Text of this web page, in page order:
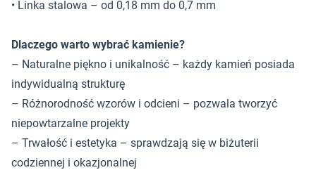
• Linka stalowa – od 0,18 mm do 0,7 mm
Dlaczego warto wybrać kamienie?
– Naturalne piękno i unikalność – każdy kamień posiada
indywidualną strukturę
– Różnorodność wzorów i odcieni – pozwala tworzyć
niepowtarzalne projekty
– Trwałość i estetyka – sprawdzają się w biżuterii
codziennej i okazjonalnej